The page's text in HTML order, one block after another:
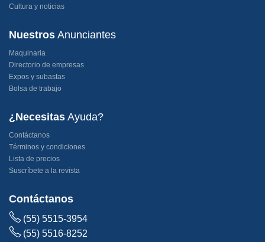
Cultura y noticias
Nuestros Anunciantes
Maquinaria
Directorio de empresas
Expos y subastas
Bolsa de trabajo
¿Necesitas Ayuda?
Contáctanos
Términos y condiciones
Lista de precios
Suscríbete a la revista
Contáctanos
(55) 5515-3954
(55) 5516-8252